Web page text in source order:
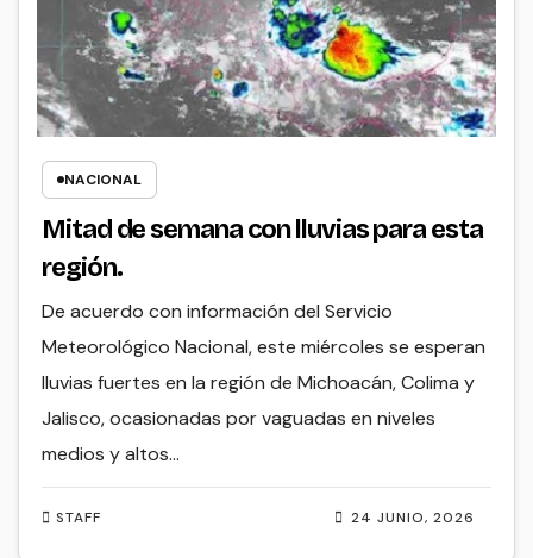
NACIONAL
Mitad de semana con lluvias para esta
región.
24 JUNIO, 2026
STAFF
De acuerdo con información del Servicio
Meteorológico Nacional, este miércoles se esperan
lluvias fuertes en la región de Michoacán, Colima y
Jalisco, ocasionadas por vaguadas en niveles
medios y altos…